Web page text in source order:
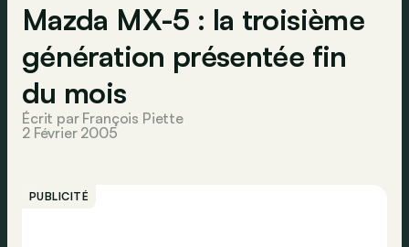
Mazda MX-5 : la troisième
génération présentée fin
du mois
Écrit par François Piette
2 Février 2005
PUBLICITÉ